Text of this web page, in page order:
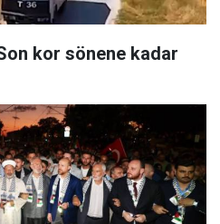
kor sönene kadar